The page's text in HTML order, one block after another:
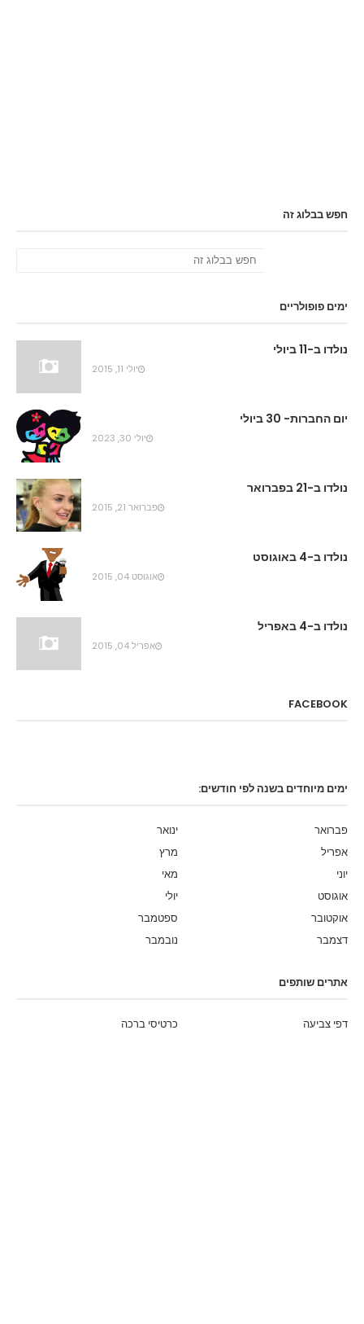
חפש בבלוג זה
ימים פופולריים
נולדו ב-11 ביולי
יולי 11, 2015
יום החברות- 30 ביולי
יולי 30, 2023
נולדו ב-21 בפברואר
פברואר 21, 2015
נולדו ב-4 באוגוסט
אוגוסט 04, 2015
נולדו ב-4 באפריל
אפריל 04, 2015
FACEBOOK
ימים מיוחדים בשנה לפי חודשים:
ינואר
פברואר
מרץ
אפריל
מאי
יוני
יולי
אוגוסט
ספטמבר
אוקטובר
נובמבר
דצמבר
אתרים שותפים
כרטיסי ברכה דפי צביעה